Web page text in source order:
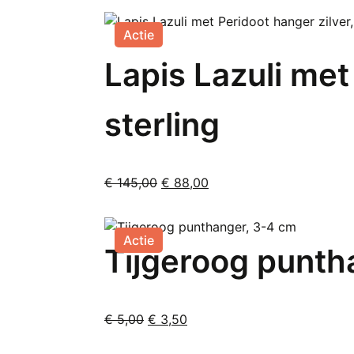
is:
Actie
Lapis Lazuli
sterling
€145,00 Oorspronkelijke
€ 145,00.
€ 88,00
€ 88,00.
Actie
Tijgeroog
€5,00 Oorspronkelijke
€ 3,50